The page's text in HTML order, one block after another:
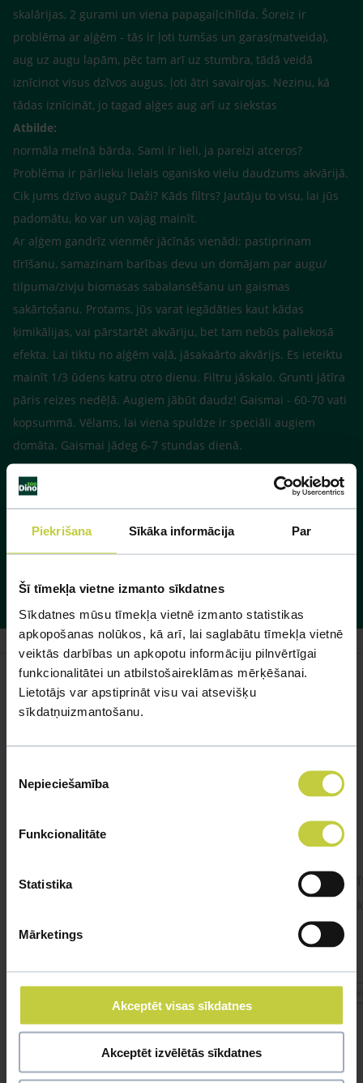
Piekrišana Sīkāka informācija Par
Šī tīmekļa vietne izmanto sīkdatnes
Sīkdatnes mūsu tīmekļa vietnē izmanto statistikas
apkopošanas nolūkos, kā arī, lai saglabātu tīmekļa vietnē
veiktās darbības un apkopotu informāciju pilnvērtīgai
funkcionalitātei un atbilstošaireklāmas mērķēšanai.
Lietotājs var apstiprināt visu vai atsevišķu
sīkdatņuizmantošanu.
izvēle
Nepieciešamība
Funkcionalitāte
Statistika
Mārketings
Akceptēt visas sīkdatnes
Akceptēt izvēlētās sīkdatnes
skalārijas, 2 gurami un viena papagaiļcihlīda. Šoreiz ir
problēma ar aļģēm - tās ir ļoti tumšas un garas(matveida),
aug uz augu lapām, pēc tam arī uz stumbra, tādā veidā
iznīcinot visus dzīvos augus. ļoti ātri savairojas. Nezinu, kā
tādas iznīcināt, jo tagad aļģes aug arī uz siekstas
Atbilde:
normāla melnā bārda. Sami ir lieli, ja pareizi atceros?
Problēma ir pārlieku lielais oganisko vielu daudzums akvārijā.
Cik jums dzīvo augu? Daži? Kāds filtrs? Jautāju to visu, lai jūs
padomātu, ko var un vajag mainīt.
Ar aļģem gandrīz vienmēr jācīnās vienādi: pastiprinam
tīrīšanu, samazinam barības devu un domājam par augu/
tilpuma/zivju biomasas sabalansēšanu un gaismas
sakārtošanu. Protams, jūs varat iegādāties kaut kādas
ķimikālijas, vai pārstartēt akvāriju, bet tam nebūs paliekosā
efekta. Lai tiktu no aļģēm vaļā, jāsakaārto akvārijs. Es ieteiktu
mainīt 1/3 ūdens katru otro dienu. Filtru jāskalo. Grunti jātīra
pāris reizes nedēļā. Augiem jābūt daudz! Gaismai - 60-70 vati
kopsummā. Vēlams, lai viena spuldze ir speciāli augiem
domāta. Gaismai jādeg 6-7 stundas dienā.
"Sādā veidā jūs iztīrīsiet vidi un radīsiet augiem labus
apstākļus augšanai. ja augi aug, tie aktīvi patērē barības
vielas. Savukārt, ja augiem kaut kas trūkst, tad visi labumi tiek
aļģēm...
Rakstiet vēl, ja ir kaut kādas neskaidrības.
P.S. Ja zivis ir lielākas par 10 cm (sami, es domāju),
cīnītājzivtiņa.
dažreiz 2x dienā.